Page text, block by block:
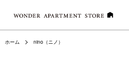
ホーム nino（ニノ）